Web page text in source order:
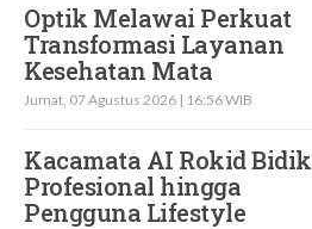
Optik Melawai Perkuat
Transformasi Layanan
Kesehatan Mata
Jumat, 07 Agustus 2026 | 16:56 WIB
Kacamata AI Rokid Bidik
Profesional hingga
Pengguna Lifestyle